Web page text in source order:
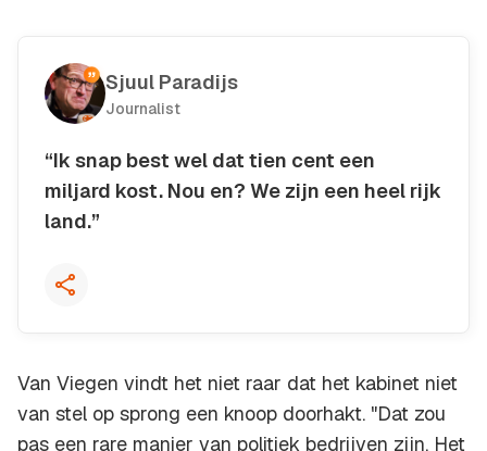
Sjuul Paradijs
Journalist
“Ik snap best wel dat tien cent een
miljard kost. Nou en? We zijn een heel rijk
land.”
Van Viegen vindt het niet raar dat het kabinet niet
van stel op sprong een knoop doorhakt. "Dat zou
pas een rare manier van politiek bedrijven zijn. Het